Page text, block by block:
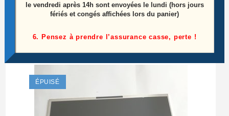
initial
était :
actuel
est :
Lire la suite
ÉPUISÉ
le vendredi après 14h sont envoyées le lundi (hors jours
fériés et congés affichées lors du panier)
6. Pensez à prendre l’assurance casse, perte !